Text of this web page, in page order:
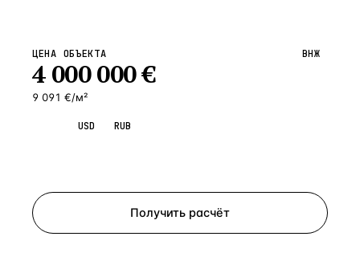
ЦЕНА ОБЪЕКТА
4 000 000€
9 091 €/м²
ВНЖ
USD RUB
Получить расчёт